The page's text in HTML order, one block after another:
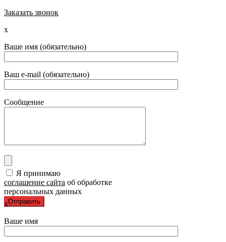
Заказать звонок
x
Ваше имя (обязательно)
Ваш e-mail (обязательно)
Сообщение
Я принимаю
соглашение сайта об обработке
персональных данных
x
Ваше имя